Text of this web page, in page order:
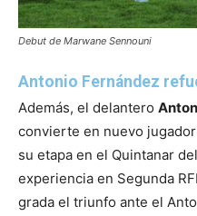
Debut de Marwane Sennouni
Antonio Fernández
Además, el delantero
convierte en nuevo
su etapa en el Quintanar
experiencia en Segunda
grada el triunfo ante el